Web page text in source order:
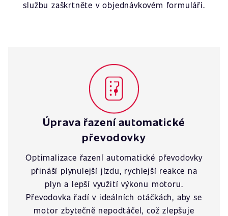
službu zaškrtněte v objednávkovém formuláři.
Úprava řazení automatické
převodovky
Optimalizace řazení automatické převodovky
přináší plynulejší jízdu, rychlejší reakce na
plyn a lepší využití výkonu motoru.
Převodovka řadí v ideálních otáčkách, aby se
motor zbytečně nepodtáčel, což zlepšuje